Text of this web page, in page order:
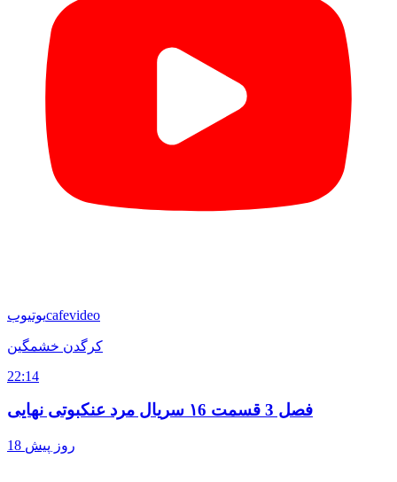
یوتیوبcafevideo
کرگدن خشمگین
22:14
فصل 3 قسمت ۱6 سریال مرد عنکبوتی نهایی
18 روز پیش